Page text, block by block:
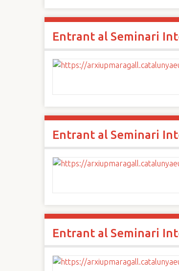
Entrant al Seminari
Entrant al Seminari
Entrant al Seminari